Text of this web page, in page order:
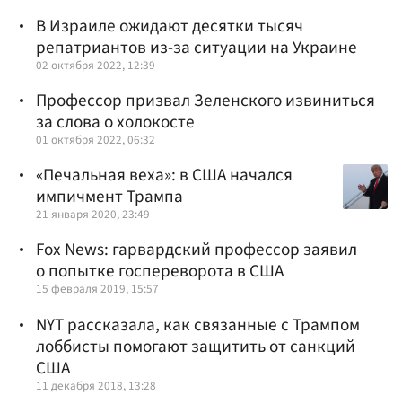
В Израиле ожидают десятки тысяч
репатриантов из-за ситуации на Украине
02 октября 2022, 12:39
Профессор призвал Зеленского извиниться
за слова о холокосте
01 октября 2022, 06:32
«Печальная веха»: в США начался
импичмент Трампа
21 января 2020, 23:49
Fox News: гарвардский профессор заявил
о попытке госпереворота в США
15 февраля 2019, 15:57
NYT рассказала, как связанные с Трампом
лоббисты помогают защитить от санкций
США
11 декабря 2018, 13:28